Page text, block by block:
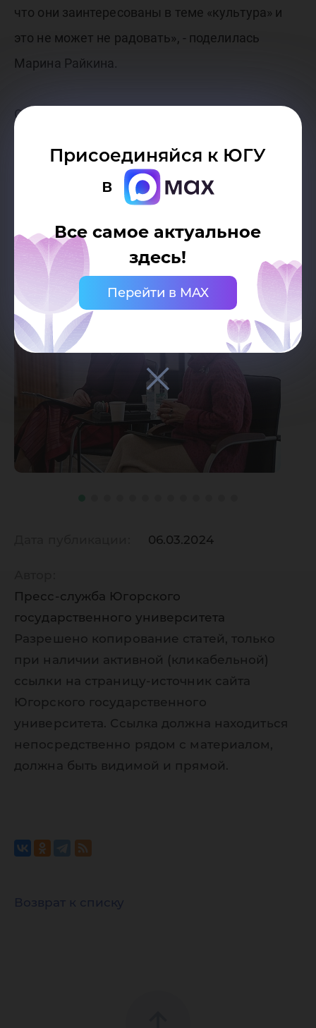
Присоединяйся к ЮГУ
в
Все самое актуальное
здесь!
Перейти в MAX
что они заинтересованы в теме «культура» и
это не может не радовать», - поделилась
Марина Райкина.
Отметим, с инициативой проведения
Союза театральных деятелей Российской
Федерации, Президент Премии и Фестиваля
06.03.2024
Пресс-служба Югорского
государственного университета
Разрешено копирование статей, только
при наличии активной (кликабельной)
ссылки на страницу-источник сайта
Югорского государственного
университета. Ссылка должна находиться
непосредственно рядом с материалом,
должна быть видимой и прямой.
Возврат к списку